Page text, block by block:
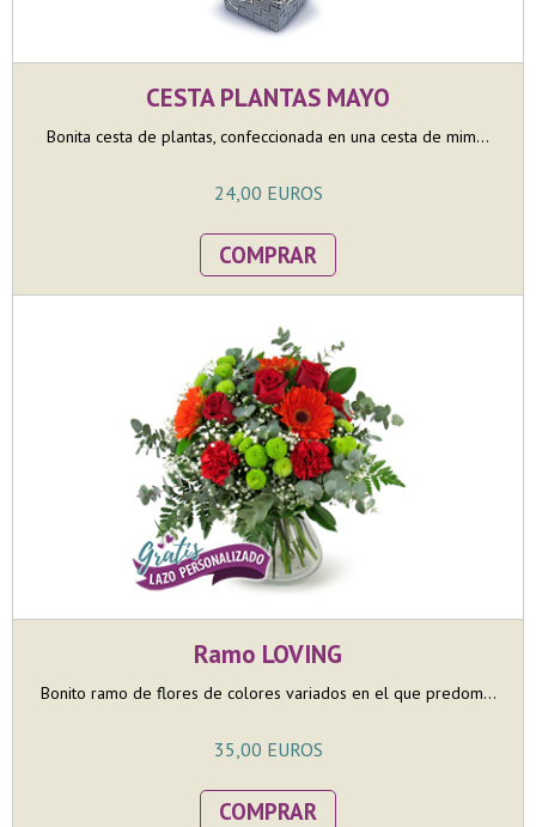
CESTA PLANTAS MAYO
Bonita cesta de plantas, confeccionada en una cesta de mim...
24,00 EUROS
COMPRAR
Ramo LOVING
Bonito ramo de flores de colores variados en el que predom...
35,00 EUROS
COMPRAR